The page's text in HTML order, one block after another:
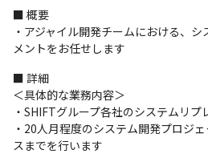
■ 概要
・アジャイル開発チームにおける、
メントをお任せします
■ 詳細
＜具体的な業務内容＞
・SHIFTグループ各社のシステムリ
・20人月程度のシステム開発プロジ
スまでを行います